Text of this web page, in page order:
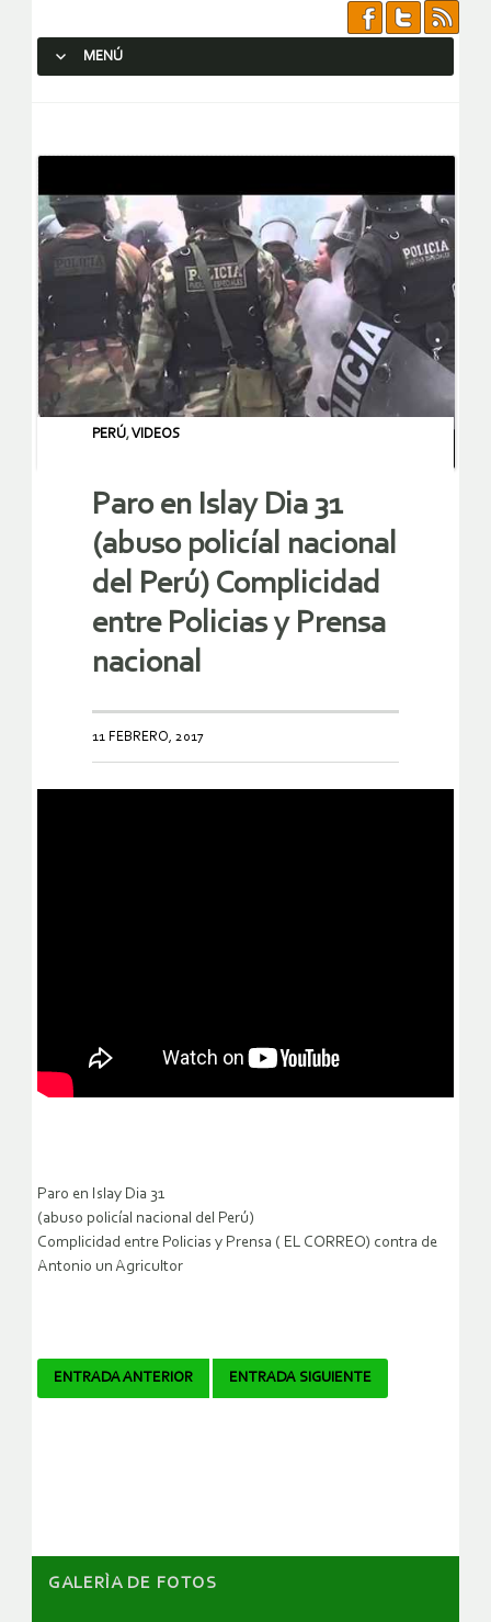
MENÚ
PERÚ,VIDEOS
Paro en Islay Dia 31
(abuso policíal nacional
del Perú) Complicidad
entre Policias y Prensa
nacional
11 FEBRERO, 2017
Paro en Islay Dia 31
(abuso policíal nacional del Perú)
Complicidad entre Policias y Prensa ( EL CORREO) contra de
Antonio un Agricultor
Navegador
ENTRADA ANTERIOR ENTRADA SIGUIENTE
GALERÌA DE FOTOS